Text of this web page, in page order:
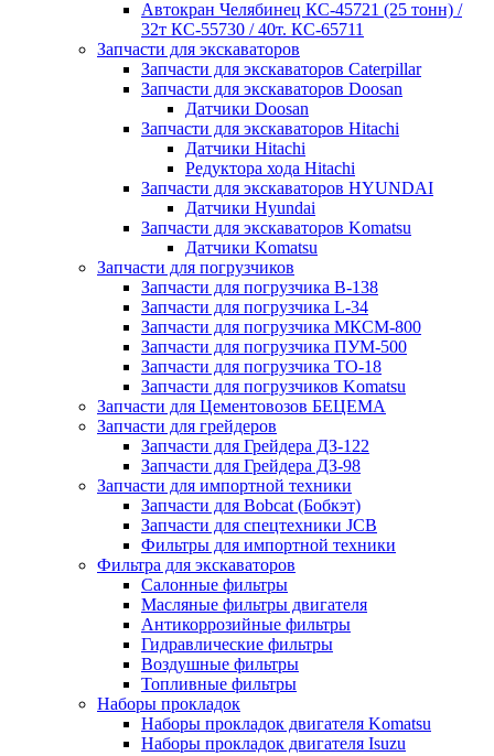
Автокран Челябинец КС-45721 (25 тонн) /
32т КС-55730 / 40т. КС-65711
Запчасти для экскаваторов
Запчасти для экскаваторов Caterpillar
Запчасти для экскаваторов Doosan
Датчики Doosan
Запчасти для экскаваторов Hitachi
Датчики Hitachi
Редуктора хода Hitachi
Запчасти для экскаваторов HYUNDAI
Датчики Hyundai
Запчасти для экскаваторов Komatsu
Датчики Komatsu
Запчасти для погрузчиков
Запчасти для погрузчика B-138
Запчасти для погрузчика L-34
Запчасти для погрузчика МКСМ-800
Запчасти для погрузчика ПУМ-500
Запчасти для погрузчика ТО-18
Запчасти для погрузчиков Komatsu
Запчасти для Цементовозов БЕЦЕМА
Запчасти для грейдеров
Запчасти для Грейдера ДЗ-122
Запчасти для Грейдера ДЗ-98
Запчасти для импортной техники
Запчасти для Bobcat (Бобкэт)
Запчасти для спецтехники JCB
Фильтры для импортной техники
Фильтра для экскаваторов
Салонные фильтры
Масляные фильтры двигателя
Антикоррозийные фильтры
Гидравлические фильтры
Воздушные фильтры
Топливные фильтры
Наборы прокладок
Наборы прокладок двигателя Komatsu
Наборы прокладок двигателя Isuzu